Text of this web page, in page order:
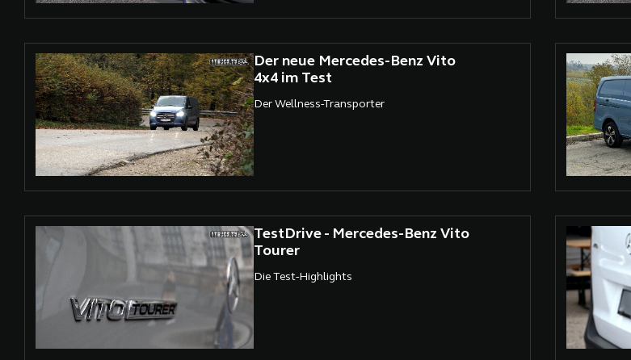
Der neue Mercedes-Benz Vito
4x4 im Test
Der Wellness-Transporter
TestDrive - Mercedes-Benz Vito
Tourer
Die Test-Highlights